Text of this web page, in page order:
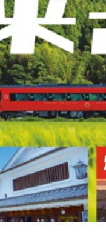
竹田市
芋 花火 茶
話題 豊後大野 豊
閉店 閉院
飛行機 飲み物